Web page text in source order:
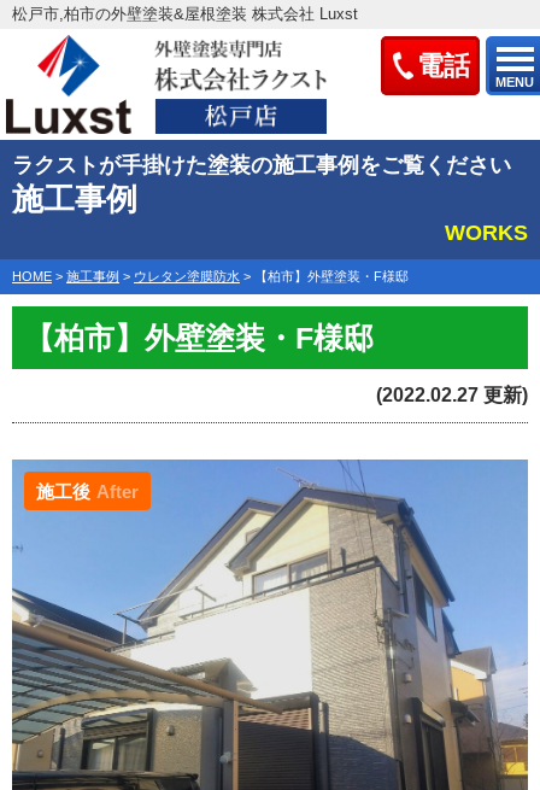
電話
MENU
松戸市,柏市の外壁塗装&屋根塗装 株式会社 Luxst
ラクストが手掛けた塗装の施工事例をご覧ください
施工事例
WORKS
HOME > 施工事例 > ウレタン塗膜防水 > 【柏市】外壁塗装・F様邸
【柏市】外壁塗装・F様邸
(2022.02.27 更新)
施工後 After